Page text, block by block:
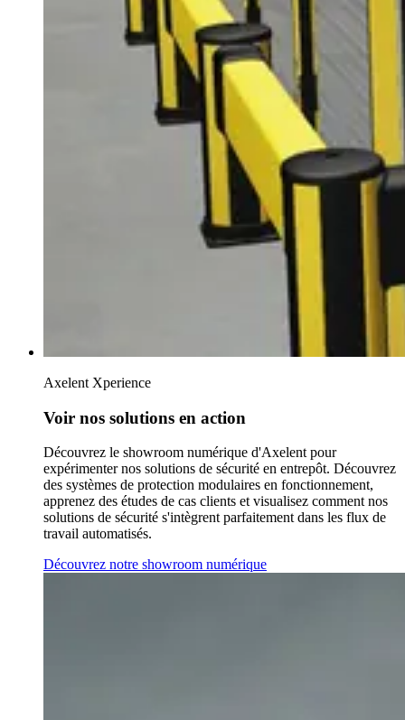
Axelent Xperience
Voir nos solutions en action
Découvrez le showroom numérique d'Axelent pour
expérimenter nos solutions de sécurité en entrepôt. Découvrez
des systèmes de protection modulaires en fonctionnement,
apprenez des études de cas clients et visualisez comment nos
solutions de sécurité s'intègrent parfaitement dans les flux de
travail automatisés.
Découvrez notre showroom numérique